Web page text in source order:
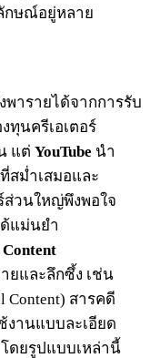
กษณ์อยู่หลาย
ารายได้จากการรับ
ทุนครีเอเตอร์
แต่ YouTube นำ
สม่ำเสมอและ
ส่วนใหญ่พึงพอใจ
ด้แม่นยำ
ยและลึกซึ้ง เช่น
Content) สารคดี
งานแบบละเอียด
โดยรูปแบบเหล่านี้